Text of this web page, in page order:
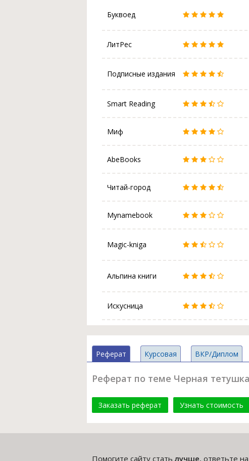
Буквоед
ЛитРес
Подписные издания
Smart Reading
Миф
AbeBooks
Читай-город
Mynamebook
Magic-kniga
Альпина книги
Искусница
Реферат Курсовая ВКР/Диплом
Реферат по теме Черная
Заказать реферат Узнать стоимость
Помогите сайту статьлучше, ответьте на